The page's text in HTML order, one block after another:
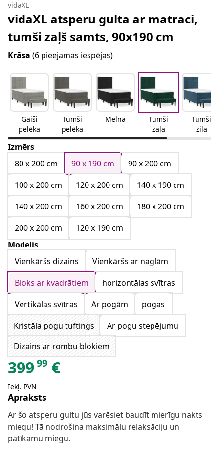
vidaXL
vidaXL atsperu gulta ar matraci,
tumši zaļš samts, 90x190 cm
Krāsa (6 pieejamas iespējas)
Gaiši
pelēka
Tumši
pelēka
Melna
Tumši
zaļa
Tumši
zila
Izmērs
80 x 200 cm
90 x 190 cm
90 x 200 cm
100 x 200 cm
120 x 200 cm
140 x 190 cm
140 x 200 cm
160 x 200 cm
180 x 200 cm
200 x 200 cm
120 x 190 cm
Modelis
Vienkāršs dizains
Vienkāršs ar naglām
Bloks ar kvadrātiem
horizontālas svītras
Vertikālas svītras
Ar pogām
pogas
Kristāla pogu tuftings
Ar pogu stepējumu
Dizains ar rombu blokiem
39999 €
Iekļ. PVN
Apraksts
Ar šo atsperu gultu jūs varēsiet baudīt mierīgu nakts
miegu! Tā nodrošina maksimālu relaksāciju un
patīkamu miegu.